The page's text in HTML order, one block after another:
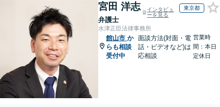
宮田 洋志
弁護士
インタビュ
ーを見る
東京都
水津正臣法律事務所
館山市 か
らも相談
受付中
面談方法(対面・電
話・ビデオなど)は
応相談
営業時
間：本日
定休日